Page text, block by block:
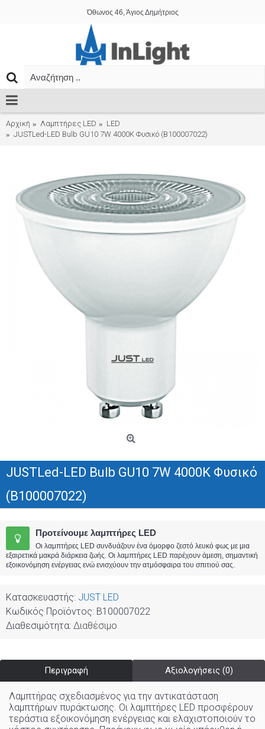
Όθωνος 46, Άγιος Δημήτριος
Αρχική Λαμπτήρες LED
LED
JUSTLed-LED Bulb GU10 7W 4000K Φυσικό (B100007022)
JUSTLed-LED Bulb GU10 7W 4000K Φυσικό
(B100007022)
Προτείνουμε λαμπτήρες LED
Οι λαμπτήρες LED συνδυάζουν ένα όμορφο ζεστό λευκό φως με μια
εξαιρετικά μακρά διάρκεια ζωής. Οι λαμπτήρες LED παρέχουν άμεση, σημαντική
εξοικονόμηση ενέργειας ενώ ενισχύουν την ατμόσφαιρα του σπιτιού σας.
Κατασκευαστής: JUST LED
Κωδικός Προϊόντος: B100007022
Διαθεσιμότητα: Διαθέσιμο
Περιγραφή Αξιολογήσεις (0)
Λαμπτήρας σχεδιασμένος για την αντικατάσταση
λαμπτήρων πυράκτωσης. Οι λαμπτήρες LED προσφέρουν
τεράστια εξοικονόμηση ενέργειας και ελαχιστοποιούν το